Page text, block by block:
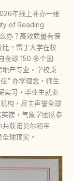
年线上补办一张
of Reading
办？高效质量有保
比。雷丁大学在校
全球 150 多个国
产专业。学校秉
” 办学理念，师生
实习，毕业生就业
构，雇主声誉全球
镑，气象学团队参
获诺贝尔和平
球顶尖。